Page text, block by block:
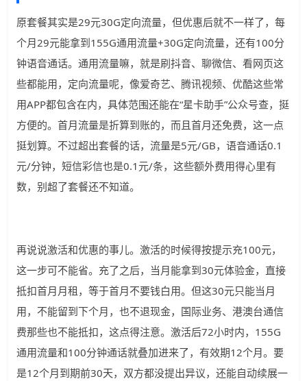
原套餐其实是29元30G定向流量，但优惠后就不一样了，每
个月29元能拿到155G通用流量+30G定向流量，还有100分
钟语音通话。通用流量嘛，就是刷抖音、聊微信、看网页这
些都能用，定向流量呢，像爱奇艺、腾讯视频、优酷这些常
用APP都包含在内，具体范围还能在“星卡助手”公众号查，挺
方便的。首月流量是折算到账的，而且首月还免费，这一点
挺划算。不过超出套餐的话，流量是5元/GB，语音通话0.1
元/分钟，短信彩信也是0.1元/条，这些额外费用得心里有
数，别超了套餐还不知道。
再说说激活和优惠的事儿。激活的时候得按提示充100元，
这一步可不能省。充了之后，当月能拿到30元体验金，直接
抵扣首月月租，等于首月不要钱白用。但这30元只能当月
用，不能留到下个月，也不退现金，国际业务、港澳台通信
费那些也不能抵扣，这点得注意。激活后72小时内，155G
通用流量和100分钟通话就叠加进来了，有效期12个月。要
是12个月到期前30天，双方都没提出异议，还能自动续展一